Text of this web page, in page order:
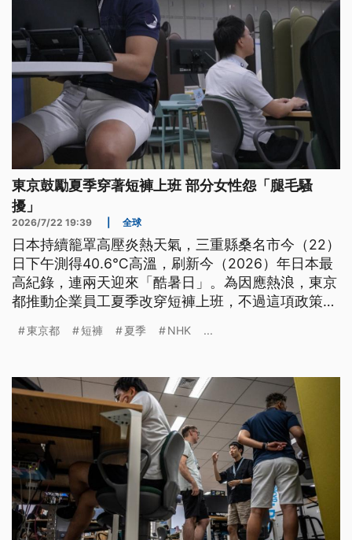
東京鼓勵夏季穿著短褲上班 部分女性怨「腿毛騷
擾」
2026/7/22 19:39 全球
日本持續籠罩高壓炎熱天氣，三重縣桑名市今（22）
日下午測得40.6℃高溫，刷新今（2026）年日本最
高紀錄，連兩天迎來「酷暑日」。為因應熱浪，東京
都推動企業員工夏季改穿短褲上班，不過這項政策卻
有女性上班族抱怨，短褲造成「腿毛騷擾」爭議。
東京都 短褲 夏季 NHK ...